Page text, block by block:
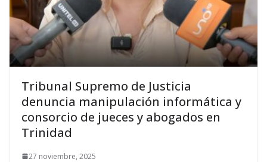
Tribunal Supremo de Justicia
denuncia manipulación informática y
consorcio de jueces y abogados en
Trinidad
27 noviembre, 2025